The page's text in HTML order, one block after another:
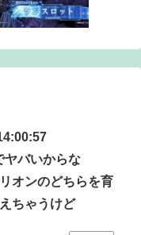
ヤバいからな
オンのどちらを育
ちゃうけど